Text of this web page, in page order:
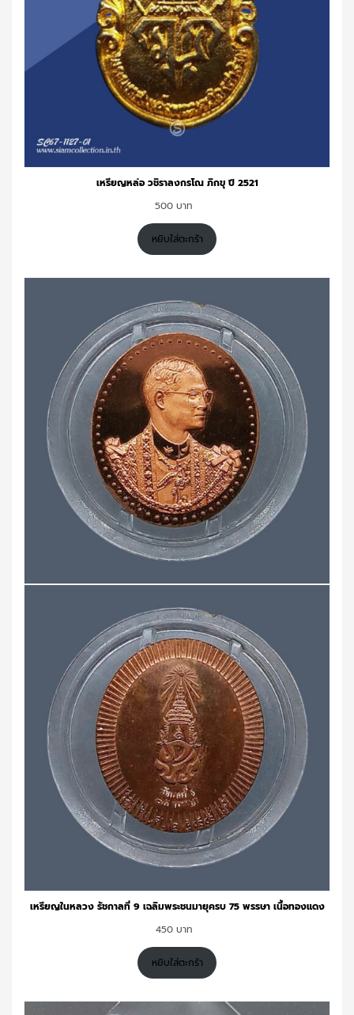
เหรียญหล่อ วชิราลงกรโณ ภิกขุ ปี 2521
500
หยิบใส่ตะกร้า
เหรียญในหลวง รัชกาลที่ 9 เฉลิมพระชนมายุครบ 75 พรรษา เนื้อทองแดง
450
หยิบใส่ตะกร้า